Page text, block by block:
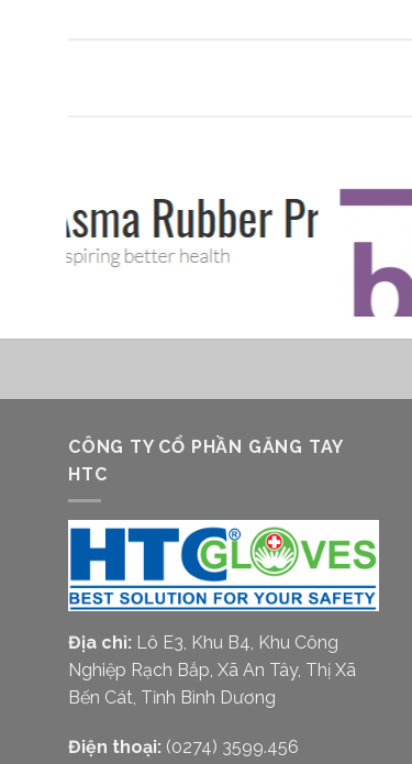
CÔNG TY CỔ PHẦN GĂNG TAY
HTC
Địa chỉ: Lô E3, Khu B4, Khu Công
Nghiệp Rạch Bắp, Xã An Tây, Thị Xã
Bến Cát, Tỉnh Bình Dương
Điện thoại: (0274) 3599.456